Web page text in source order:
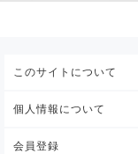
このサイトについて
個人情報について
会員登録